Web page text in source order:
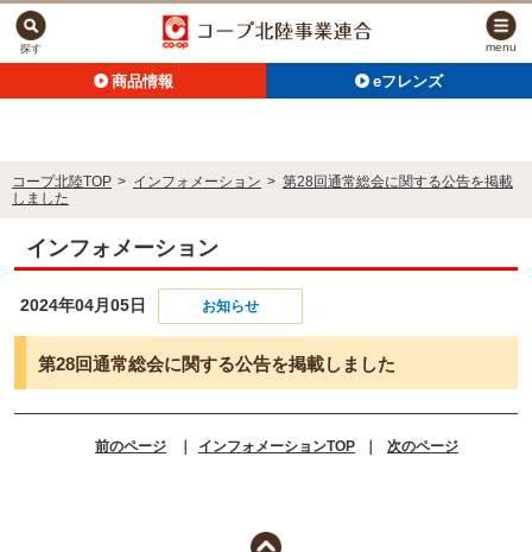
商品情報 eフレンズ
探す menu
コープ北陸TOP > インフォメーション > 第28回通常総会に関する公告を掲載
しました
インフォメーション
2024年04月05日 お知らせ
第28回通常総会に関する公告を掲載しました
前のページ ｜ インフォメーションTOP ｜ 次のページ